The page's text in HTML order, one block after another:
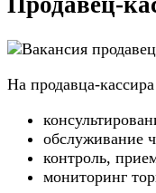
На продавца-
обслуживание
контроль,
мониторинг